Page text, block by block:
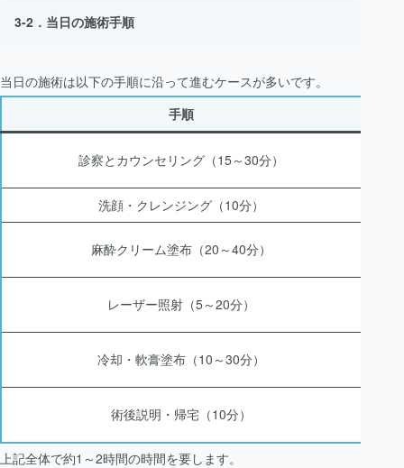
当日の施術手順
当日の施術は以下の手順に沿って進むケースが多いです。
手順
診察とカウンセリング（15～30分）
洗顔・クレンジング（10分）
麻酔クリーム塗布（20～40分）
レーザー照射（5～20分）
冷却・軟膏塗布（10～30分）
術後説明・帰宅（10分）
上記全体で約1～2時間の時間を要します。